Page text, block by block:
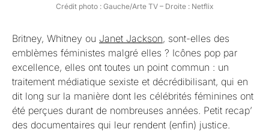
Crédit photo : Gauche/Arte TV – Droite : Netflix
Britney, Whitney ou Janet Jackson, sont-elles des
emblèmes féministes malgré elles ? Icônes pop par
excellence, elles ont toutes un point commun : un
traitement médiatique sexiste et décrédibilisant, qui en
dit long sur la manière dont les célébrités féminines ont
été perçues durant de nombreuses années. Petit recap’
des documentaires qui leur rendent (enfin) justice.